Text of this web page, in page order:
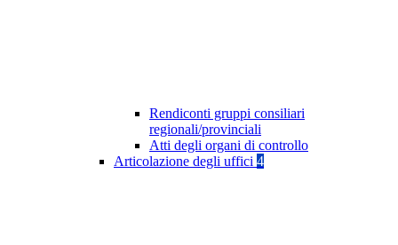
Rendiconti gruppi consiliari
regionali/provinciali
Atti degli organi di controllo
Articolazione degli uffici 4